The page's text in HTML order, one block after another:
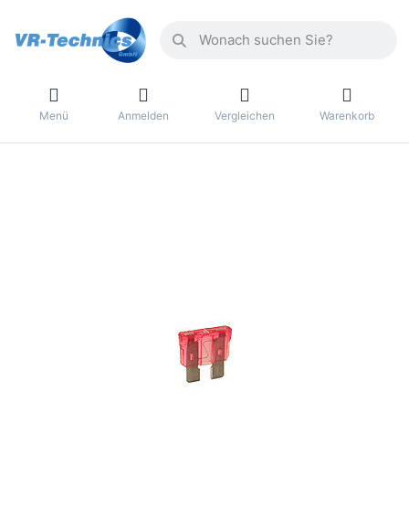
Menü Anmelden Vergleichen Warenkorb